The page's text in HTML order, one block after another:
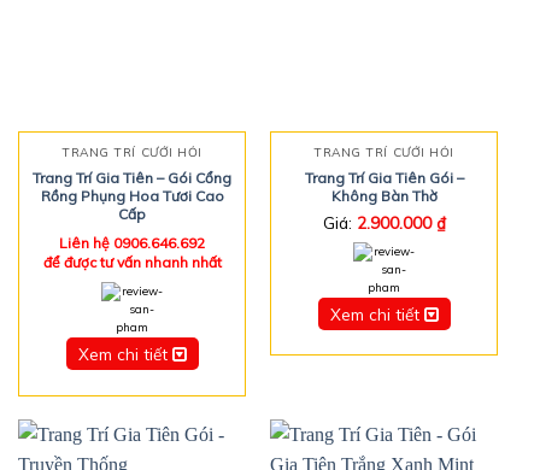
TRANG TRÍ CƯỚI HỎI
Trang Trí Gia Tiên – Gói Cổng
Rồng Phụng Hoa Tươi Cao
Cấp
Liên hệ 0906.646.692
để được tư vấn nhanh nhất
Xem chi tiết
TRANG TRÍ CƯỚI HỎI
Trang Trí Gia Tiên Gói –
Không Bàn Thờ
Giá: 2.900.000₫
Xem chi tiết